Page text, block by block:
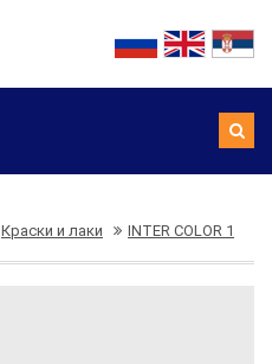
Краски и лаки INTER COLOR 1